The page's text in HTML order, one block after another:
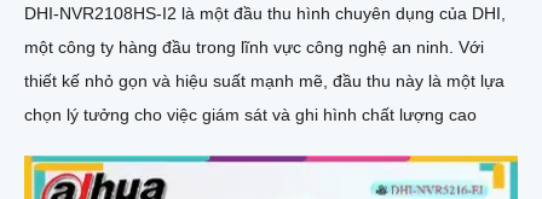
DHI-NVR2108HS-I2 là một đầu thu hình chuyên dụng của DHI,
một công ty hàng đầu trong lĩnh vực công nghệ an ninh. Với
thiết kế nhỏ gọn và hiệu suất mạnh mẽ, đầu thu này là một lựa
chọn lý tưởng cho việc giám sát và ghi hình chất lượng cao